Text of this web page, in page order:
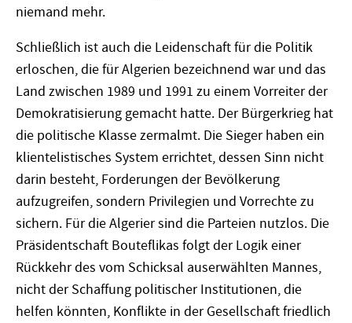
niemand mehr.
Schließlich ist auch die Leidenschaft für die Politik
erloschen, die für Algerien bezeichnend war und das
Land zwischen 1989 und 1991 zu einem Vorreiter der
Demokratisierung gemacht hatte. Der Bürgerkrieg hat
die politische Klasse zermalmt. Die Sieger haben ein
klientelistisches System errichtet, dessen Sinn nicht
darin besteht, Forderungen der Bevölkerung
aufzugreifen, sondern Privilegien und Vorrechte zu
sichern. Für die Algerier sind die Parteien nutzlos. Die
Präsidentschaft Bouteflikas folgt der Logik einer
Rückkehr des vom Schicksal auserwählten Mannes,
nicht der Schaffung politischer Institutionen, die
helfen könnten, Konflikte in der Gesellschaft friedlich